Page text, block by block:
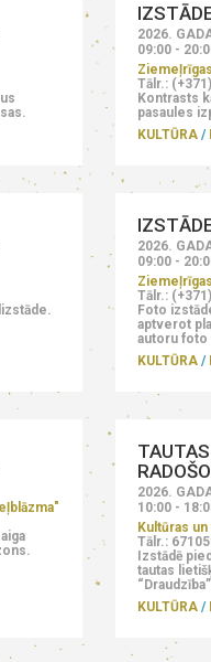
2026.
09:00 -
Tālr.:
Kontrasts
pasaules
KULTŪRA
2026.
09:00 -
Tālr.:
Foto
aptverot
autoru foto
KULTŪRA
2026.
10:00 -
Kultūras
Tālr.:
Izstādē
tautas
KULTŪRA